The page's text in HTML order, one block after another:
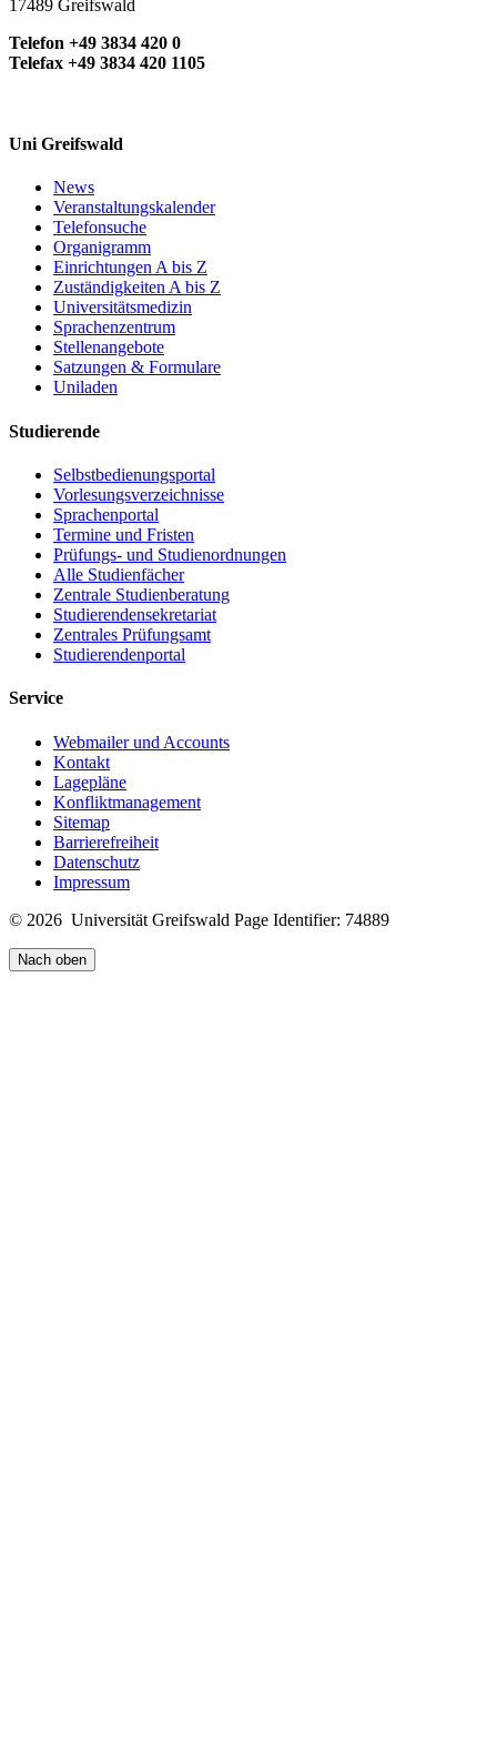
17489 Greifswald
Telefon +49 3834 420 0
Telefax +49 3834 420 1105
Uni Greifswald
News
Veranstaltungskalender
Telefonsuche
Organigramm
Einrichtungen A bis Z
Zuständigkeiten A bis Z
Universitätsmedizin
Sprachenzentrum
Stellenangebote
Satzungen & Formulare
Uniladen
Studierende
Selbstbedienungsportal
Vorlesungsverzeichnisse
Sprachenportal
Termine und Fristen
Prüfungs- und Studienordnungen
Alle Studienfächer
Zentrale Studienberatung
Studierendensekretariat
Zentrales Prüfungsamt
Studierendenportal
Service
Webmailer und Accounts
Kontakt
Lagepläne
Konfliktmanagement
Sitemap
Barrierefreiheit
Datenschutz
Impressum
© 2026 Universität Greifswald Page Identifier: 74889
Nach oben